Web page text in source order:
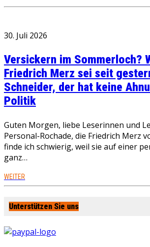
30. Juli 2026
Versickern im Sommerloch?
Friedrich Merz sei seit
Schneider, der hat keine
Politik
Guten Morgen, liebe Leserinnen und
Personal-Rochade, die Friedrich Merz
finde ich schwierig, weil sie auf einer
ganz…
WEITER
Unterstützen Sie uns